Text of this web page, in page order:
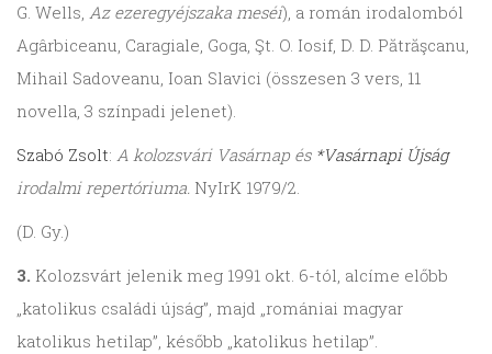
G. Wells, Az ezeregyéjszaka meséi), a román irodalomból
Agâr­biceanu, Caragiale, Goga, Şt. O. Iosif, D. D. Pătrăşcanu,
Mihail Sadoveanu, Ioan Slavici (összesen 3 vers, 11
novella, 3 színpadi jelenet).
Szabó Zsolt: A kolozsvári Vasárnap és *Vasárnapi Újság
irodalmi repertóriuma. NyIrK 1979/2.
(D. Gy.)
3. Kolozsvárt jelenik meg 1991 okt. 6-tól, alcíme előbb
„katolikus családi újság”, majd „romániai magyar
katolikus hetilap”, később „katolikus hetilap”.